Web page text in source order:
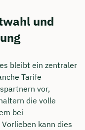
und
bleibt ein zentraler
Tarife
vor,
die volle
bei
kann dies